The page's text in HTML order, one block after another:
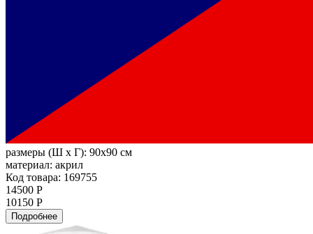
размеры (Ш х Г): 90x90 см
материал: акрил
Код товара: 169755
14500 Р
10150 Р
Подробнее